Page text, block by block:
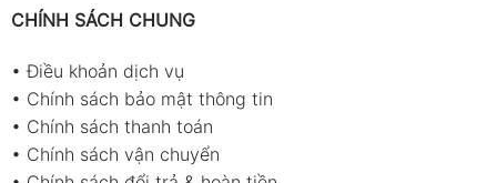
CHÍNH SÁCH CHUNG
•Điều khoản dịch vụ
• Chính sách bảo mật thông tin
• Chính sách thanh toán
• Chính sách vận chuyển